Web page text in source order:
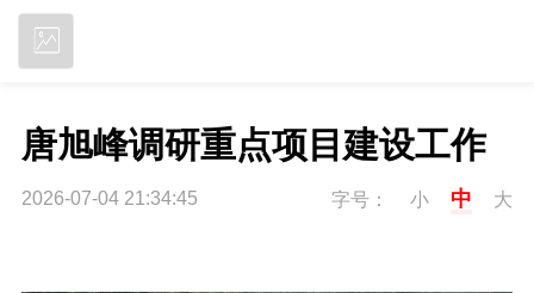
唐旭峰调研重点项目建设工作
2026-07-04 21:34:45 字号： 小 中 大